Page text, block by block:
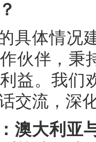
具体情况
伙伴，秉
益。我们
交流，深
澳大利亚